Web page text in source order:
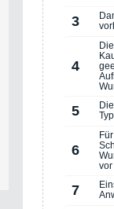
3
4
5
6
7